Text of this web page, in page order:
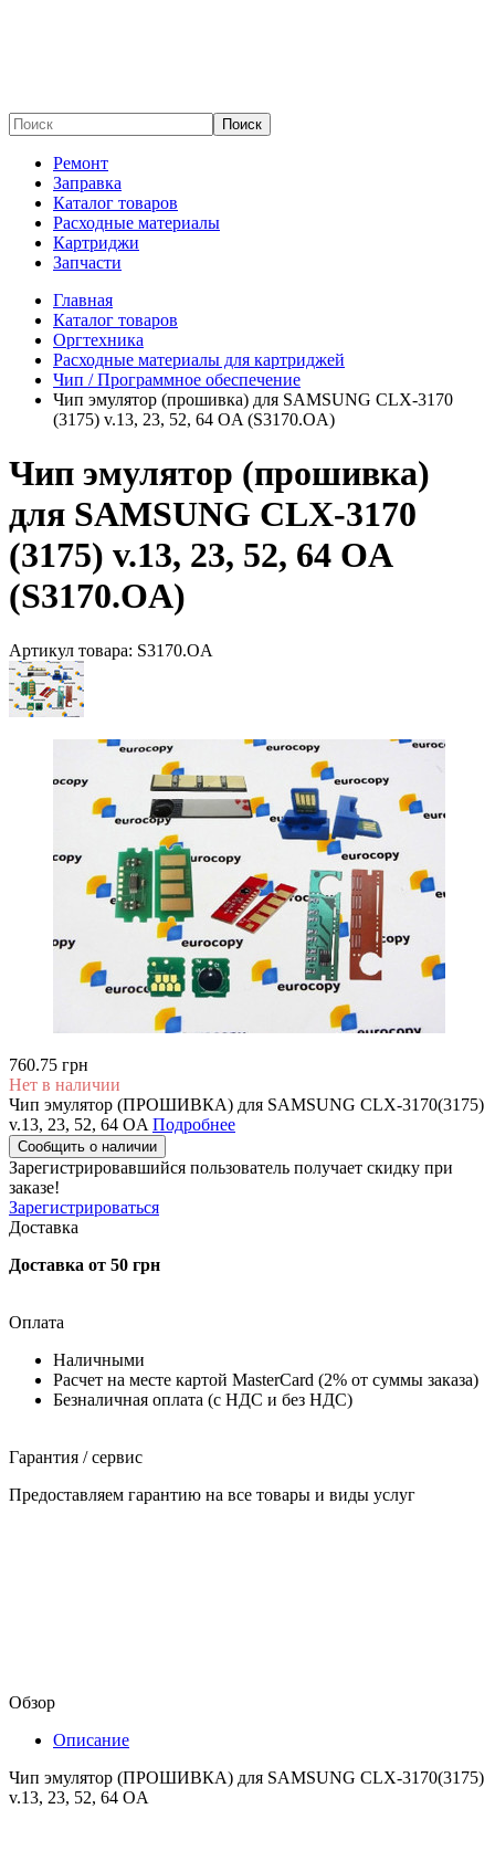
Поиск
Ремонт
Заправка
Каталог товаров
Расходные материалы
Картриджи
Запчасти
Главная
Каталог товаров
Оргтехника
Расходные материалы для картриджей
Чип / Программное обеспечение
Чип эмулятор (прошивка) для SAMSUNG CLX-3170
(3175) v.13, 23, 52, 64 OA (S3170.OA)
Чип эмулятор (прошивка)
для SAMSUNG CLX-3170
(3175) v.13, 23, 52, 64 OA
(S3170.OA)
Артикул товара: S3170.OA
760.75 грн
Нет в наличии
Чип эмулятор (ПРОШИВКА) для SAMSUNG CLX-3170(3175)
v.13, 23, 52, 64 OA Подробнее
Сообщить о наличии
Зарегистрировавшийся пользователь получает скидку при
заказе!
Зарегистрироваться
Доставка
Доставка от 50 грн
Оплата
Наличными
Расчет на месте картой MasterCard (2% от суммы заказа)
Безналичная оплата (с НДС и без НДС)
Гарантия / сервис
Предоставляем гарантию на все товары и виды услуг
Обзор
Описание
Чип эмулятор (ПРОШИВКА) для SAMSUNG CLX-3170(3175)
v.13, 23, 52, 64 OA